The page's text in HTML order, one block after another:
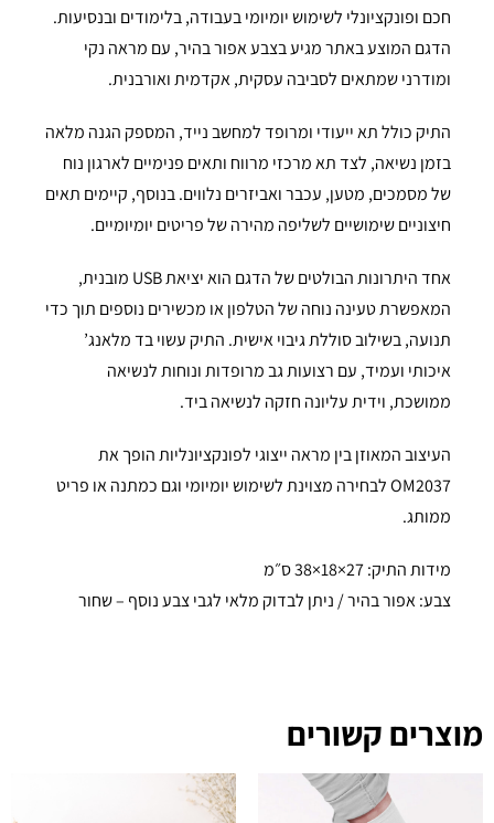
חכם ופונקציונלי לשימוש יומיומי בעבודה, בלימודים ובנסיעות.
הדגם המוצע באתר מגיע בצבע אפור בהיר, עם מראה נקי
ומודרני שמתאים לסביבה עסקית, אקדמית ואורבנית.
התיק כולל תא ייעודי ומרופד למחשב נייד, המספק הגנה מלאה
בזמן נשיאה, לצד תא מרכזי מרווח ותאים פנימיים לארגון נוח
של מסמכים, מטען, עכבר ואביזרים נלווים. בנוסף, קיימים תאים
חיצוניים שימושיים לשליפה מהירה של פריטים יומיומיים.
אחד היתרונות הבולטים של הדגם הוא יציאת USB מובנית,
המאפשרת טעינה נוחה של הטלפון או מכשירים נוספים תוך כדי
תנועה, בשילוב סוללת גיבוי אישית. התיק עשוי בד מלאנג’
איכותי ועמיד, עם רצועות גב מרופדות ונוחות לנשיאה
ממושכת, וידית עליונה חזקה לנשיאה ביד.
העיצוב המאוזן בין מראה ייצוגי לפונקציונליות הופך את
OM2037 לבחירה מצוינת לשימוש יומיומי וגם כמתנה או פריט
ממותג.
מידות התיק: 27×18×38 ס״מ
צבע: אפור בהיר / ניתן לבדוק מלאי לגבי צבע נוסף – שחור
מוצרים קשורים